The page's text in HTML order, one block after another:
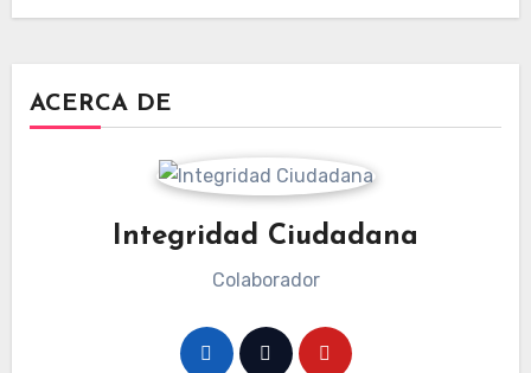
ACERCA DE
Integridad Ciudadana
Colaborador